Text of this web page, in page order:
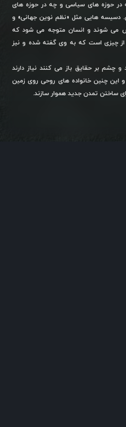
در حوزه های سیاسی و چه در حوزه های
دسیسه هایی مثل «نظم نوین جهانی» و
می شوند و انسان متوجه می شود که
از چیزی است که به وی گفته شده و نیز
چشم بر حقایق باز می کنند نیاز دارند
و این چنین خانواده های روحی روی زمین
ساختن تمدن جدید هموار سازند.